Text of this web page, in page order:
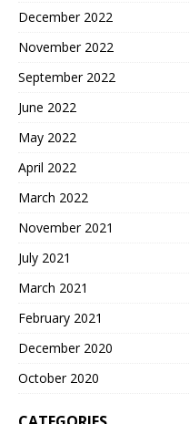
December 2022
November 2022
September 2022
June 2022
May 2022
April 2022
March 2022
November 2021
July 2021
March 2021
February 2021
December 2020
October 2020